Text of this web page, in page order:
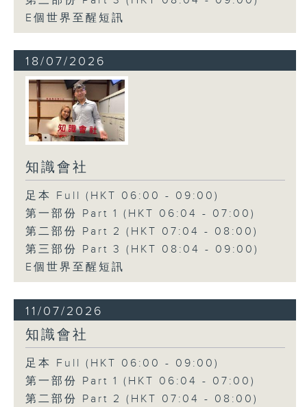
E個世界至醒短訊
18/07/2026
知識會社
足本 Full (HKT 06:00 - 09:00)
第一部份 Part 1 (HKT 06:04 - 07:00)
第二部份 Part 2 (HKT 07:04 - 08:00)
第三部份 Part 3 (HKT 08:04 - 09:00)
E個世界至醒短訊
11/07/2026
知識會社
足本 Full (HKT 06:00 - 09:00)
第一部份 Part 1 (HKT 06:04 - 07:00)
第二部份 Part 2 (HKT 07:04 - 08:00)